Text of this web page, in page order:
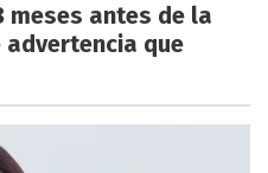
meses antes de la
que